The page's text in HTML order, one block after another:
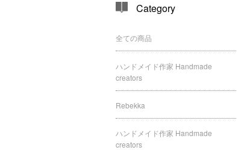
Category
全ての商品
ハンドメイド作家 Handmade
creators
Rebekka
ハンドメイド作家 Handmade
creators